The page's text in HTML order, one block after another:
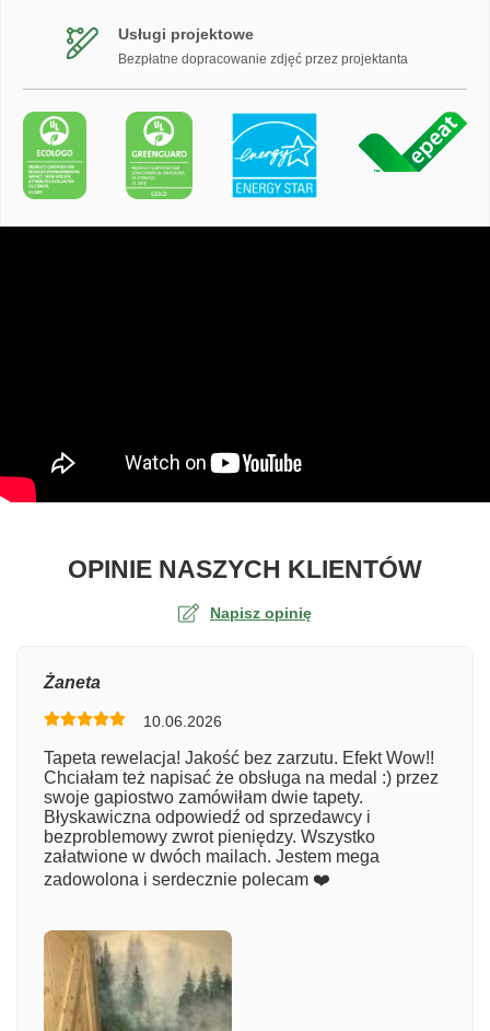
Usługi projektowe
Bezpłatne dopracowanie zdjęć przez projektanta
OPINIE NASZYCH KLIENTÓWO
Napisz opinię
Numer zamówienia
Imię
Żaneta
10.06.2026
Tapeta rewelacja! Jakość bez zarzutu. Efekt Wow!!
Chciałam też napisać że obsługa na medal :) przez
swoje gapiostwo zamówiłam dwie tapety.
Błyskawiczna odpowiedź od sprzedawcy i
bezproblemowy zwrot pieniędzy. Wszystko
załatwione w dwóch mailach. Jestem mega
zadowolona i serdecznie polecam ❤️